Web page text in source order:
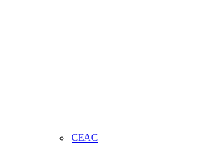
CEAC